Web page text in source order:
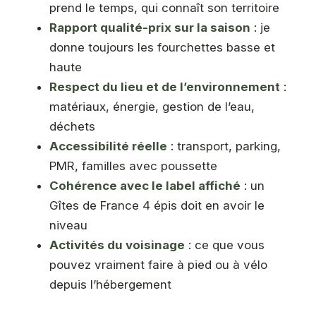
prend le temps, qui connaît son territoire
Rapport qualité-prix sur la saison : je
donne toujours les fourchettes basse et
haute
Respect du lieu et de l’environnement:
matériaux, énergie, gestion de l’eau,
déchets
Accessibilité réelle : transport, parking,
PMR, familles avec poussette
Cohérence avec le label affiché : un
Gîtes de France 4 épis doit en avoir le
niveau
Activités du voisinage : ce que vous
pouvez vraiment faire à pied ou à vélo
depuis l’hébergement